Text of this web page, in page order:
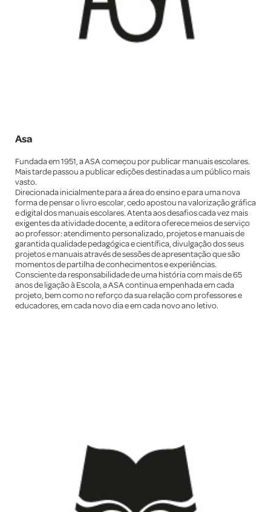
Asa
Fundada em 1951, a ASA começou por publicar manuais escolares.
Mais tarde passou a publicar edições destinadas a um público mais
vasto.
Direcionada inicialmente para a área do ensino e para uma nova
forma de pensar o livro escolar, cedo apostou na valorização gráfica
e digital dos manuais escolares. Atenta aos desafios cada vez mais
exigentes da atividade docente, a editora oferece meios de serviço
ao professor: atendimento personalizado, projetos e manuais de
garantida qualidade pedagógica e científica, divulgação dos seus
projetos e manuais através de sessões de apresentação que são
momentos de partilha de conhecimentos e experiências.
Consciente da responsabilidade de uma história com mais de 65
anos de ligação à Escola, a ASA continua empenhada em cada
projeto, bem como no reforço da sua relação com professores e
educadores, em cada novo dia e em cada novo ano letivo.